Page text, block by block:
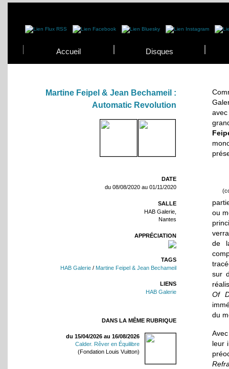
Accueil Disques
Martine Feipel & Jean Bechameil :
Automatic Revolution
DATE
du 08/08/2020 au 01/11/2020
SALLE
HAB Galerie,
Nantes
APPRÉCIATION
TAGS
HAB Galerie / Martine Feipel & Jean Bechameil
LIENS
HAB Galerie
DANS LA MÊME RUBRIQUE
du 15/04/2026 au 16/08/2026
Calder. Rêver en Équilibre
(Fondation Louis Vuitton)
ou
de
sur
Of
du
leur